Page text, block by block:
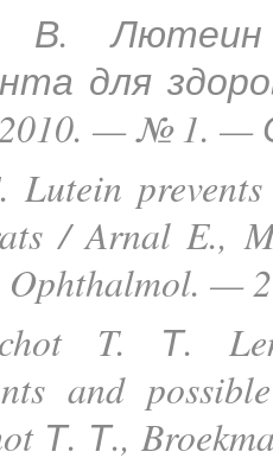
В.
для
— № 1. —
Lutein
/ Arnal E.,
Ophthalmol. —
T. Т.
and
Т. Т.,